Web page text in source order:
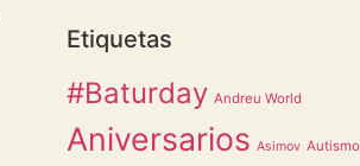
Etiquetas
#Baturday Andreu World
Aniversarios Asimov Autismo